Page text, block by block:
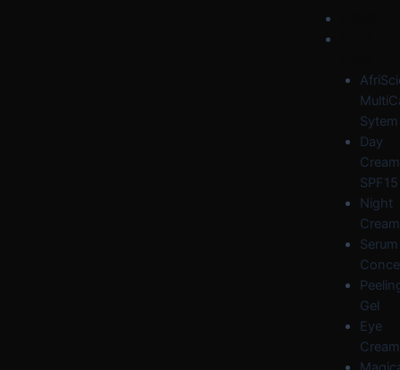
Sytem
Day
Cream
SPF15
Night
Cream
Serum
Gel
Eye
Cream
Menu